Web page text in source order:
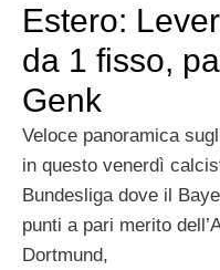
Estero:
da 1 fisso,
Genk
Veloce panoramica
in questo venerdì
Bundesliga dove il
punti a pari merito
Dortmund,